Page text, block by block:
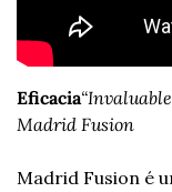
Eficacia
Madrid Fusion
Madrid Fusion é